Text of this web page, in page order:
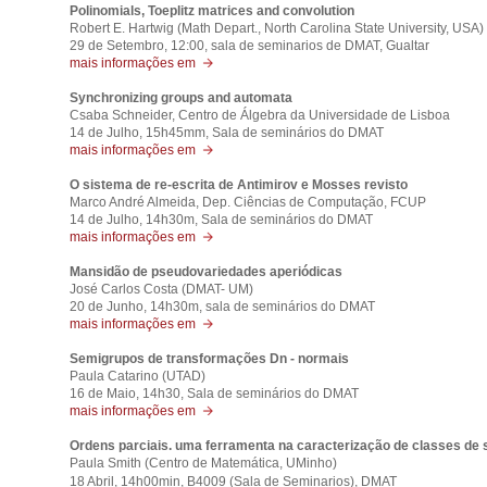
Polinomials, Toeplitz matrices and convolution
Robert E. Hartwig (Math Depart., North Carolina State University, USA)
29 de Setembro, 12:00, sala de seminarios de DMAT, Gualtar
mais informações em
Synchronizing groups and automata
Csaba Schneider, Centro de Álgebra da Universidade de Lisboa
14 de Julho, 15h45mm, Sala de seminários do DMAT
mais informações em
O sistema de re-escrita de Antimirov e Mosses revisto
Marco André Almeida, Dep. Ciências de Computação, FCUP
14 de Julho, 14h30m, Sala de seminários do DMAT
mais informações em
Mansidão de pseudovariedades aperiódicas
José Carlos Costa (DMAT- UM)
20 de Junho, 14h30m, sala de seminários do DMAT
mais informações em
Semigrupos de transformações Dn - normais
Paula Catarino (UTAD)
16 de Maio, 14h30, Sala de seminários do DMAT
mais informações em
Ordens parciais. uma ferramenta na caracterização de classes de
Paula Smith (Centro de Matemática, UMinho)
18 Abril, 14h00min, B4009 (Sala de Seminarios), DMAT